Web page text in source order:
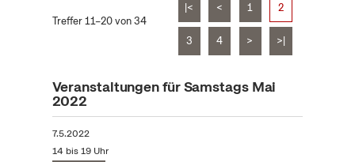
Treffer 11–20 von 34
|< < 1 2
3 4 > >|
Veranstaltungen für Samstags Mai
2022
7.5.2022
14 bis 19 Uhr